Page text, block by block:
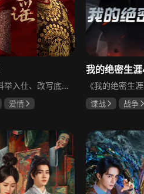
立志凭科举入仕、改写底层命运的孤女孟廷辉因意外结识微服私访的少年新帝英寡，二人联手铲除沙州官匪，英寡赏识其胆识智谋，暗中助力她赴京赶考。孟廷辉入京后遭科举舞弊构陷，凭智勇自证清白，被英寡破格任命为察闻院主事，清查虎啸帮、晚香阁等黑恶势力，逐步牵出血月会复国阴谋与朝堂权斗。二人从君臣知己渐生情愫，历经身世谜团、朝堂阻力与边境战乱，最终平定叛乱、整肃朝纲，携手共护江山万民。
爱情
谍战
战争